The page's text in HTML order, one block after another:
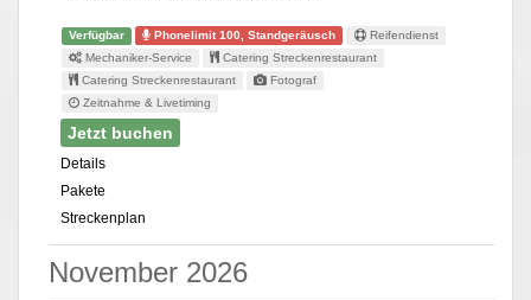
Verfügbar Phonelimit 100, Standgeräusch
Reifendienst
Mechaniker-Service
Catering Streckenrestaurant
Catering Streckenrestaurant
Fotograf
Zeitnahme & Livetiming
Jetzt buchen
Details
Pakete
Streckenplan
November 2026